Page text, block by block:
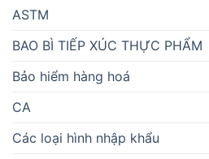
ASTM
BAO BÌ TIẾP XÚC THỰC PHẨM
Bảo hiểm hàng hoá
CA
Các loại hình nhập khẩu